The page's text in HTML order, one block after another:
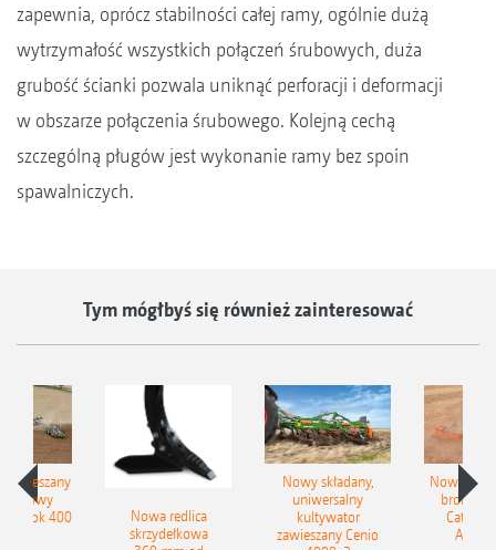
zapewnia, oprócz stabilności całej ramy, ogólnie dużą
wytrzymałość wszystkich połączeń śrubowych, duża
grubość ścianki pozwala uniknąć perforacji i deformacji
w obszarze połączenia śrubowego. Kolejną cechą
szczególną pługów jest wykonanie ramy bez spoin
spawalniczych.
Tym mógłbyś się również zainteresować
Tyrok 400
Nowa redlica
skrzydełkowa
Nowy składany,
uniwersalny
kultywator
zawieszany Cenio
Nowe
brony